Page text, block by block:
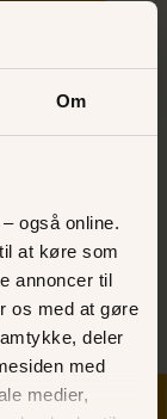
Om
også online.
at køre som
annoncer til
os med at gøre
deler
med
medier,